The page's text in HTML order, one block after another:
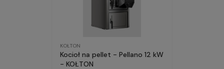
KOŁTON
Kocioł na pellet - Pellano 12 kW
- KOŁTON